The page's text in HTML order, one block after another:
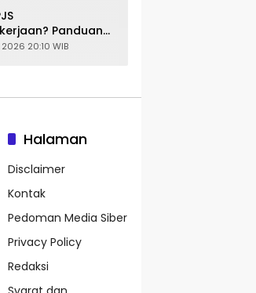
Panduan
Pekerja dan
20:10 WIB
Halaman
Disclaimer
Kontak
Pedoman Media Siber
Privacy Policy
Redaksi